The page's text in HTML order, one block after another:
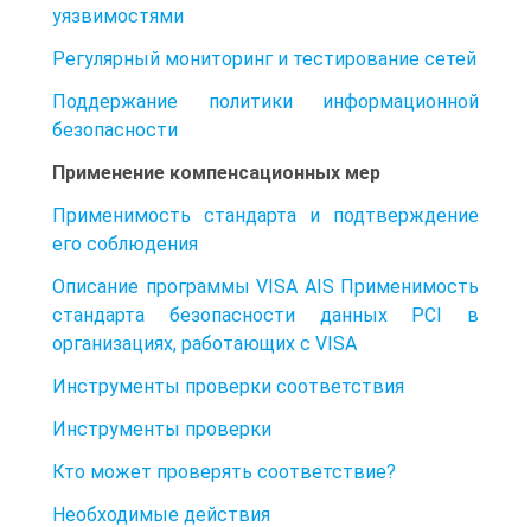
уязвимостями
Регулярный мониторинг и тестирование сетей
Поддержание политики информационной
безопасности
Применение компенсационных мер
Применимость стандарта и подтверждение
его соблюдения
Описание программы VISA AIS Применимость
стандарта безопасности данных PCI в
организациях, работающих с VISA
Инструменты проверки соответствия
Инструменты проверки
Кто может проверять соответствие?
Необходимые действия